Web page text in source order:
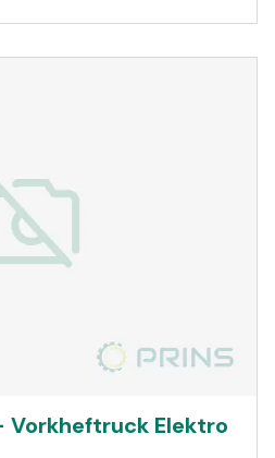
Vorkheftruck Elektro